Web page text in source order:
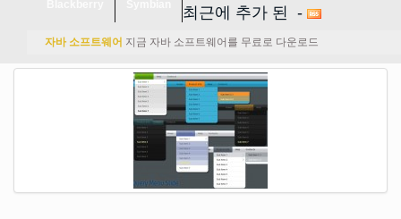
최근에 추가 된 -
자바 소프트웨어 지금 자바 소프트웨어를 무료로 다운로드